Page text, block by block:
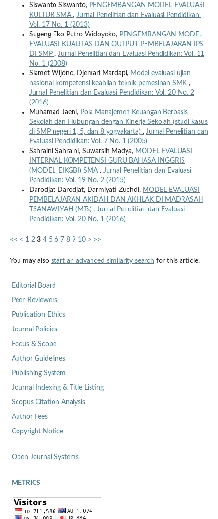
Siswanto Siswanto, PENGEMBANGAN MODEL EVALUASI
KULTUR SMA , Jurnal Penelitian dan Evaluasi Pendidikan:
Vol. 17 No. 1 (2013)
Sugeng Eko Putro Widoyoko, PENGEMBANGAN MODEL
EVALUASI KUALITAS DAN OUTPUT PEMBELAJARAN IPS
DI SMP , Jurnal Penelitian dan Evaluasi Pendidikan: Vol. 11
No. 1 (2008)
Slamet Wijono, Djemari Mardapi, Model evaluasi ujian
nasional kompetensi keahlian teknik pemesinan SMK ,
Jurnal Penelitian dan Evaluasi Pendidikan: Vol. 20 No. 2
(2016)
Muhamad Jaeni, Pola Manajemen Keuangan Berbasis
Sekolah dan Hubungan dengan Kinerja Sekolah (studi kasus
di SMP negeri 1, 5, dan 8 yogyakarta) , Jurnal Penelitian dan
Evaluasi Pendidikan: Vol. 7 No. 1 (2005)
Sahraini Sahraini, Suwarsih Madya, MODEL EVALUASI
INTERNAL KOMPETENSI GURU BAHASA INGGRIS
(MODEL_EIKGBI) SMA , Jurnal Penelitian dan Evaluasi
Pendidikan: Vol. 19 No. 2 (2015)
Darodjat Darodjat, Darmiyati Zuchdi, MODEL EVALUASI
PEMBELAJARAN AKIDAH DAN AKHLAK DI MADRASAH
TSANAWIYAH (MTs) , Jurnal Penelitian dan Evaluasi
Pendidikan: Vol. 20 No. 1 (2016)
<< < 1 2 3 4 5 6 7 8 9 10 > >>
You may also start an advanced similarity search for this article.
Editorial Board
Peer-Reviewers
Publication Ethics
Journal Policies
Focus & Scope
Author Guidelines
Publishing System
Journal Indexing & Title Listing
Scopus Citation Analysis
Author Fees
Copyright Notice
Open Journal Systems
METRICS